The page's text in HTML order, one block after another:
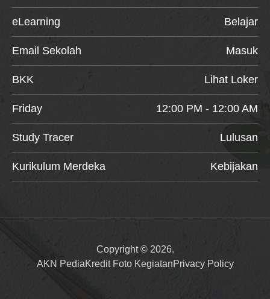
eLearning Belajar
Email Sekolah Masuk
BKK Lihat Loker
Friday 12:00 PM - 12:00 AM
Study Tracer Lulusan
Kurikulum Merdeka Kebijakan
Copyright © 2026.
AKN PediaKredit Foto KegiatanPrivacy Policy